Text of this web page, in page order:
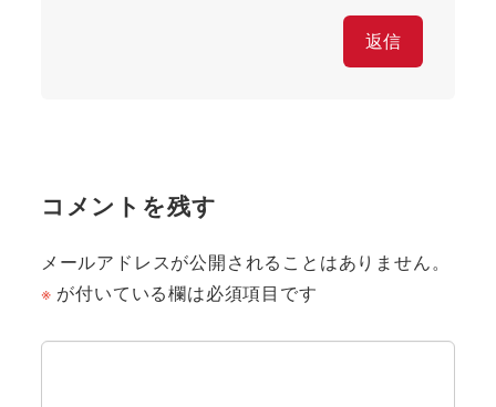
返信
コメントを残す
メールアドレスが公開されることはありません。
※ が付いている欄は必須項目です